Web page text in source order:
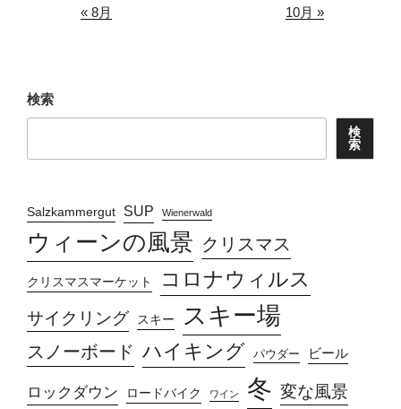
« 8月
10月 »
検索
検
索
Salzkammergut SUP Wienerwald
ウィーンの風景 クリスマス
クリスマスマーケット コロナウィルス
サイクリング スキー スキー場
スノーボード ハイキング パウダー ビール
ロックダウン ロードバイク ワイン 冬 変な風景